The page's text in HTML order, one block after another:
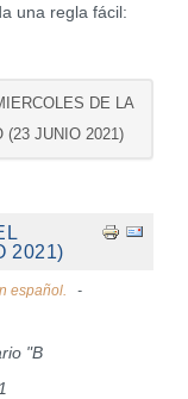
una regla fácil:
DE LA
(23 JUNIO 2021)
2021)
español.
"B